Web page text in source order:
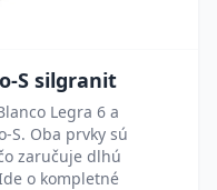
S silgranit
Legra 6 a
S. Oba prvky sú
zaručuje dlhú
o kompletné